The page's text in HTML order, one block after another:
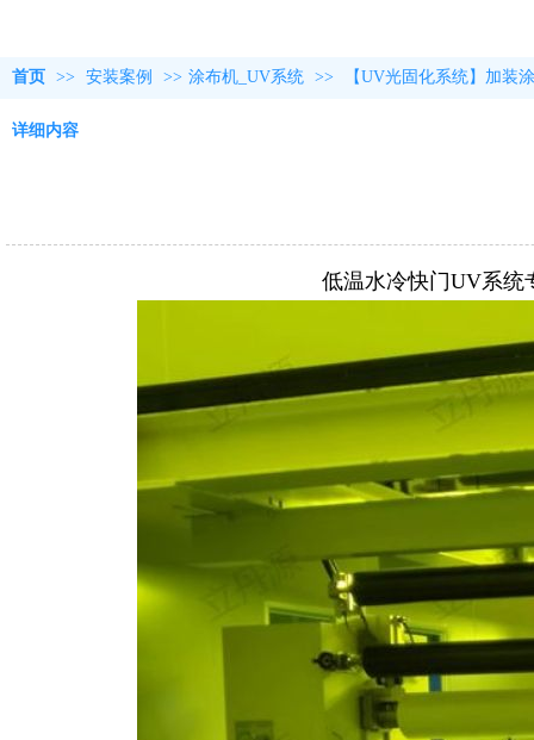
首页 >> 安装案例 >> 涂布机_UV系统 >> 【UV光固化系统】加装
详细内容
低温水冷快门UV系统